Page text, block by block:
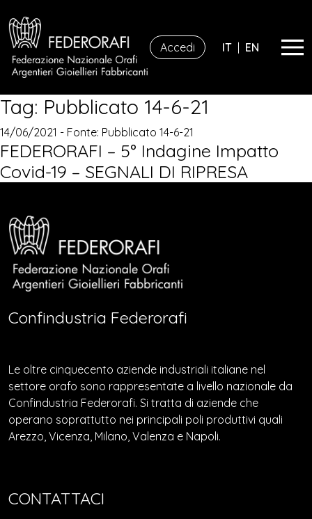
Accedi IT | EN
Tag: Pubblicato 14-6-21
14/06/2021 - Fonte: Pubblicato 14-6-21
FEDERORAFI – 5° Indagine Impatto
Covid-19 – SEGNALI DI RIPRESA
Confindustria Federorafi
Le oltre cinquecento aziende industriali italiane nel
settore orafo sono rappresentate a livello nazionale da
Confindustria Federorafi. Si tratta di aziende che
operano soprattutto nei principali poli produttivi quali
Arezzo, Vicenza, Milano, Valenza e Napoli.
CONTATTACI